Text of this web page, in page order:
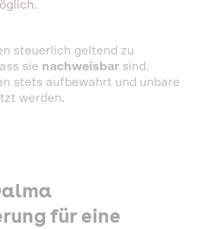
steuerlich geltend zu
sie nachweisbar sind.
stets aufbewahrt und unbare
werden.
für eine